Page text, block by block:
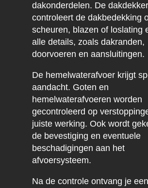
dakonderdelen. De dakdekker
controleert de dakbedekking
scheuren, blazen of loslating
alle details, zoals dakranden,
doorvoeren en aansluitingen.
De hemelwaterafvoer krijgt
aandacht. Goten en
hemelwaterafvoeren worden
gecontroleerd op
juiste werking. Ook wordt
de bevestiging en eventuele
beschadigingen aan het
afvoersysteem.
Na de controle ontvang je